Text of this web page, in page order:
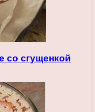
со сгущенкой